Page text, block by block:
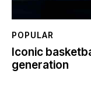
POPULAR
Iconic
generation